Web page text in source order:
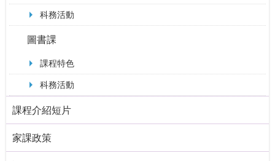
科務活動
圖書課
課程特色
科務活動
課程介紹短片
家課政策